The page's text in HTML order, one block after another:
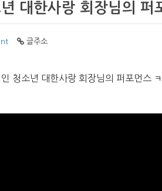
대한사랑 회장님의 퍼
글주소
청소년 대한사랑 회장님의 퍼포먼스 ㅋ